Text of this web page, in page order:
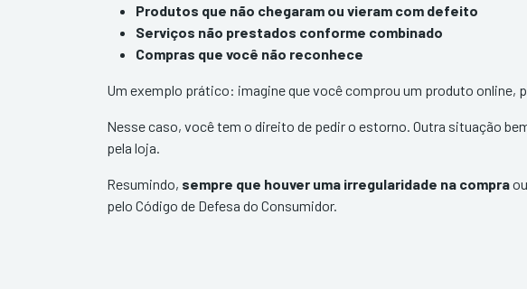
Produtos que não chegaram ou vieram com defeito
Serviços não prestados conforme combinado
Compras que você não reconhece
Um exemplo prático: imagine que você comprou um produto online,
Nesse caso, você tem o direito de pedir o estorno. Outra situação
pela loja.
Resumindo, sempre que houver uma irregularidade na compra
pelo Código de Defesa do Consumidor.